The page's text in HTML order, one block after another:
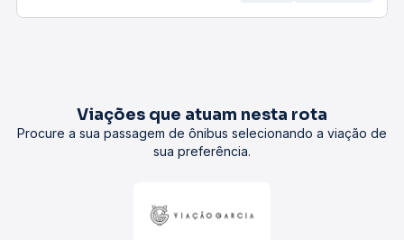
Viações que atuam nesta rota
Procure a sua passagem de ônibus selecionando a viação de
sua preferência.